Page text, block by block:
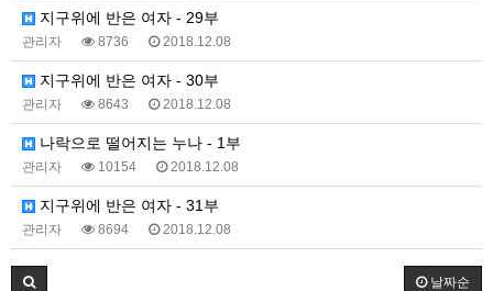
지구위에 반은 여자 - 29부
관리자 8736 2018.12.08
지구위에 반은 여자 - 30부
관리자 8643 2018.12.08
나락으로 떨어지는 누나 - 1부
관리자 10154 2018.12.08
지구위에 반은 여자 - 31부
관리자 8694 2018.12.08
날짜순